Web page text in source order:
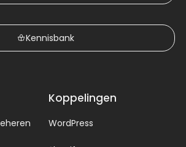
Kennisbank
Koppelingen
WordPress